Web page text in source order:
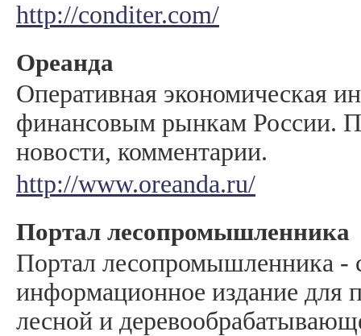
http://conditer.com/
Ореанда
Оперативная экономическая
финансовым рынкам России.
новости, комментарии.
http://www.oreanda.ru/
Портал лесопромышленника
Портал лесопромышленника -
информационное издание для
лесной и